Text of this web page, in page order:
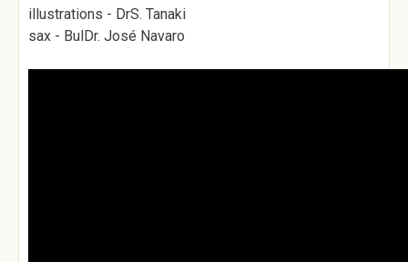
illustrations - DrS. Tanaki
sax - BulDr. José Navaro